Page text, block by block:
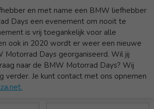
en met name een BMW liefhebber
Days een evenement om nooit te
is vrij toegankelijk voor alle
ook in 2020 wordt er weer een nieuwe
Motorrad Days georganiseerd. Wil jij
naar de BMW Motorrad Days? Wij
verder. Je kunt contact met ons opnemen